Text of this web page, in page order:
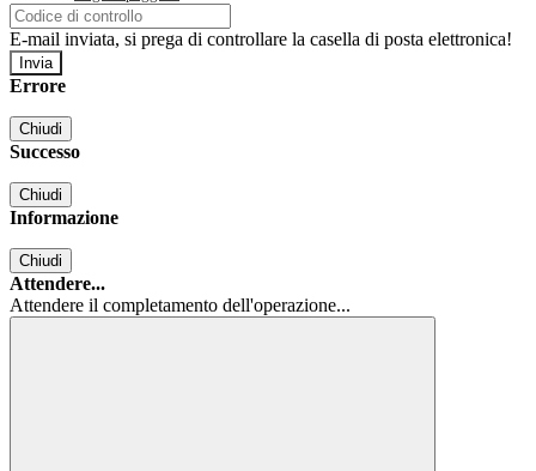
E-mail inviata, si prega di controllare la casella di posta elettronica!
Errore
Chiudi
Successo
Chiudi
Informazione
Chiudi
Attendere...
Attendere il completamento dell'operazione...